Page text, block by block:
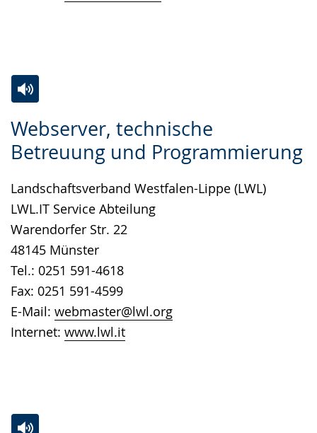
Webserver, technische
Betreuung und Programmierung
Landschaftsverband Westfalen-Lippe (LWL)
LWL.IT Service Abteilung
Warendorfer Str. 22
48145 Münster
Tel.: 0251 591-4618
Fax: 0251 591-4599
E-Mail: webmaster@lwl.org
Internet: www.lwl.it
Leichten
Sprache
Audio-
Unterstützung.
Video
in
Gebärdensprache
wird
angezeigt.